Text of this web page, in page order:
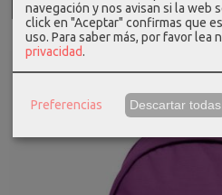
Añadir a
navegación y nos avisan si la web
click en "Aceptar" confirmas que
uso. Para saber más, por favor lea
privacidad.
Preferencias Descartar todas